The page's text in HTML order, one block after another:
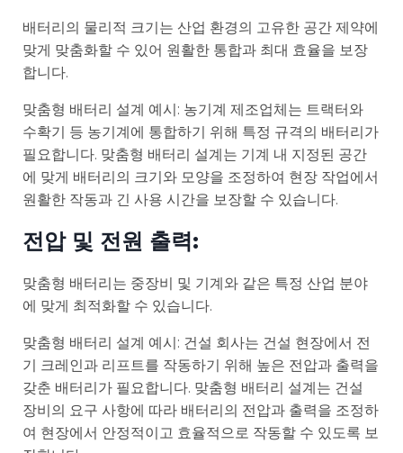
배터리의 물리적 크기는 산업 환경의 고유한 공간 제약에
맞게 맞춤화할 수 있어 원활한 통합과 최대 효율을 보장
합니다.
맞춤형 배터리 설계 예시: 농기계 제조업체는 트랙터와
수확기 등 농기계에 통합하기 위해 특정 규격의 배터리가
필요합니다. 맞춤형 배터리 설계는 기계 내 지정된 공간
에 맞게 배터리의 크기와 모양을 조정하여 현장 작업에서
원활한 작동과 긴 사용 시간을 보장할 수 있습니다.
전압 및 전원 출력:
맞춤형 배터리는 중장비 및 기계와 같은 특정 산업 분야
에 맞게 최적화할 수 있습니다.
맞춤형 배터리 설계 예시: 건설 회사는 건설 현장에서 전
기 크레인과 리프트를 작동하기 위해 높은 전압과 출력을
갖춘 배터리가 필요합니다. 맞춤형 배터리 설계는 건설
장비의 요구 사항에 따라 배터리의 전압과 출력을 조정하
여 현장에서 안정적이고 효율적으로 작동할 수 있도록 보